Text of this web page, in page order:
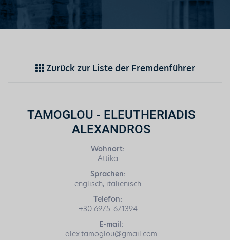
Zurück zur Liste der Fremdenführer
TAMOGLOU - ELEUTHERIADIS
ALEXANDROS
Wohnort:
Attika
Sprachen:
englisch, italienisch
Telefon:
+30 6975-671394
E-mail:
alex.tamoglou@gmail.com